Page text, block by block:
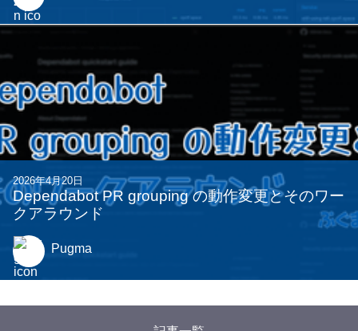
2026年4月20日
Dependabot PR grouping の動作変更とそのワー
クアラウンド
Pugma